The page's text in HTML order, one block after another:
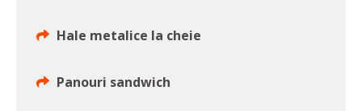
Hale metalice la cheie
Panouri sandwich